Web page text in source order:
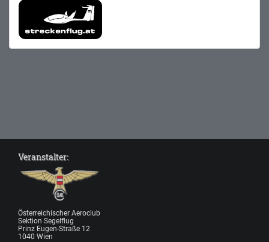
Veranstalter:
Österreichischer Aeroclub
Sektion Segelflug
Prinz Eugen-Straße 12
1040 Wien